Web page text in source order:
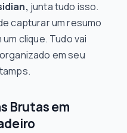
junta tudo isso.
capturar um resumo
clique. Tudo vai
em seu
Brutas em